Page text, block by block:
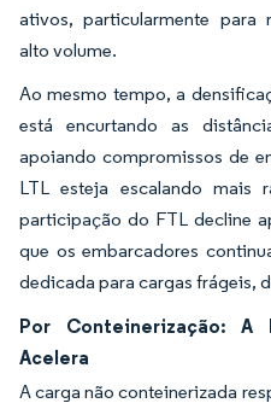
ativos, particularmente para
alto volume.
Ao mesmo tempo, a
está encurtando as
apoiando compromissos de
LTL esteja escalando mais
participação do FTL decline
que os embarcadores
dedicada para cargas frágeis,
Por Conteinerização: A
Acelera
A carga não conteinerizada